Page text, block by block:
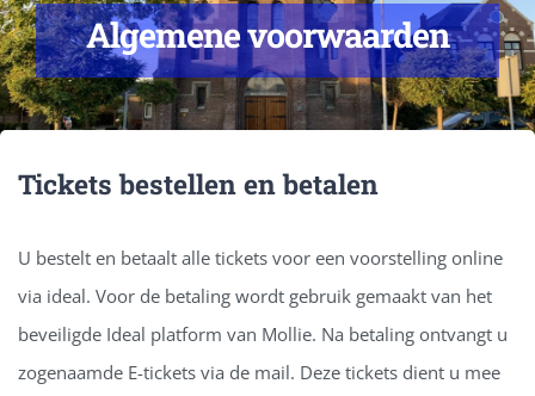
CONTACT
WINKELWAGEN
MIJN ACCOUNT
Algemene voorwaarden
Tickets bestellen en betalen
U bestelt en betaalt alle tickets voor een voorstelling online
via ideal. Voor de betaling wordt gebruik gemaakt van het
beveiligde Ideal platform van Mollie. Na betaling ontvangt u
zogenaamde E-tickets via de mail. Deze tickets dient u mee